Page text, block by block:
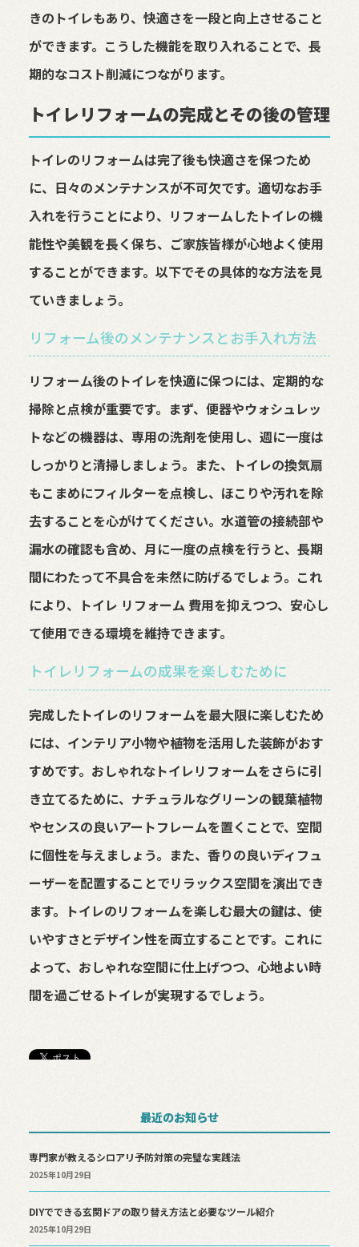
きのトイレもあり、快適さを一段と向上させること
ができます。こうした機能を取り入れることで、長
期的なコスト削減につながります。
トイレリフォームの完成とその後の管理
トイレのリフォームは完了後も快適さを保つため
に、日々のメンテナンスが不可欠です。適切なお手
入れを行うことにより、リフォームしたトイレの機
能性や美観を長く保ち、ご家族皆様が心地よく使用
することができます。以下でその具体的な方法を見
ていきましょう。
リフォーム後のメンテナンスとお手入れ方法
リフォーム後のトイレを快適に保つには、定期的な
掃除と点検が重要です。まず、便器やウォシュレッ
トなどの機器は、専用の洗剤を使用し、週に一度は
しっかりと清掃しましょう。また、トイレの換気扇
もこまめにフィルターを点検し、ほこりや汚れを除
去することを心がけてください。水道管の接続部や
漏水の確認も含め、月に一度の点検を行うと、長期
間にわたって不具合を未然に防げるでしょう。これ
により、トイレ リフォーム 費用を抑えつつ、安心し
て使用できる環境を維持できます。
トイレリフォームの成果を楽しむために
完成したトイレのリフォームを最大限に楽しむため
には、インテリア小物や植物を活用した装飾がおす
すめです。おしゃれなトイレリフォームをさらに引
き立てるために、ナチュラルなグリーンの観葉植物
やセンスの良いアートフレームを置くことで、空間
に個性を与えましょう。また、香りの良いディフュ
ーザーを配置することでリラックス空間を演出でき
ます。トイレのリフォームを楽しむ最大の鍵は、使
いやすさとデザイン性を両立することです。これに
よって、おしゃれな空間に仕上げつつ、心地よい時
間を過ごせるトイレが実現するでしょう。
最近のお知らせ
専門家が教えるシロアリ予防対策の完璧な実践法
2025年10月29日
DIYでできる玄関ドアの取り替え方法と必要なツール紹介
2025年10月29日